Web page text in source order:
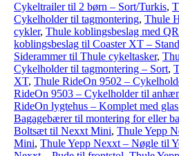
Cykeltrailer til 2 børn – Sort/Turkis,
Cykelholder til tagmontering, Thule
cykler, Thule koblingsbeslag med
koblingsbeslag til Coaster XT –
Siderammer til Thule cykeltasker,
Cykelholder til tagmontering – Sort,
XT, Thule RideOn 9502 –
RideOn 9503 – Cykelholder til
RideOn lygtehus – Komplet med glas
Bagagebærer til montering for eller
Boltsæt til Nexxt Mini, Thule Yepp
Mini, Thule Yepp Nexxt – Nøgle til